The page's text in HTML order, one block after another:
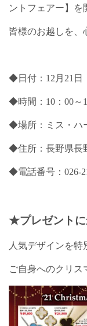
ントフェアー】を
皆様のお越しを、
◆日付：12月21日
◆時間：10：00～
◆場所：ミス・ハ
◆住所：長野県長
◆電話番号：026-
★プレゼント
人気デザインを特
ご自身へのクリス